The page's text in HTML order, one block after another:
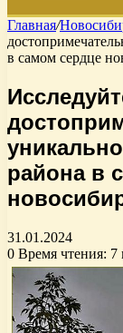
Главная/
в самом сердце
района в
31.01.2024
0 Время чтения: 7